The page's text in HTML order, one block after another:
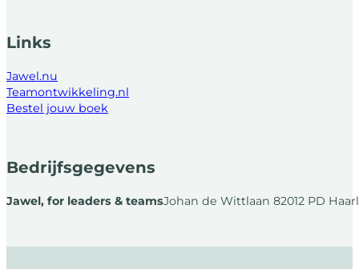
Links
Jawel.nu
Teamontwikkeling.nl
Bestel jouw boek
Bedrijfsgegevens
Jawel, for leaders & teamsJohan de Wittlaan 82012 PD